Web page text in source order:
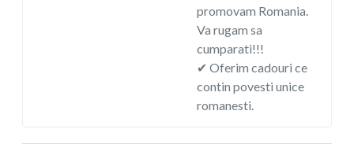
promovam Romania.
Va rugam sa
cumparati!!!
✔ Oferim cadouri ce
contin povesti unice
romanesti.